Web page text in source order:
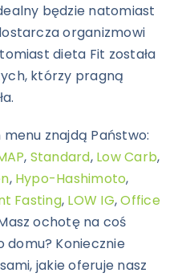
będzie natomiast
organizmowi
dieta Fit została
którzy pragną
znajdą Państwo:
, Standard, Low Carb,
, Hypo-Hashimoto,
Fasting, LOW IG,Office
ochotę na coś
Koniecznie
jakie oferuje nasz